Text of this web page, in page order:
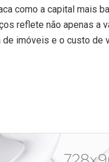
como a capital mais
reflete não apenas a
imóveis e o custo de